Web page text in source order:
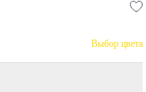
Выбор цвета